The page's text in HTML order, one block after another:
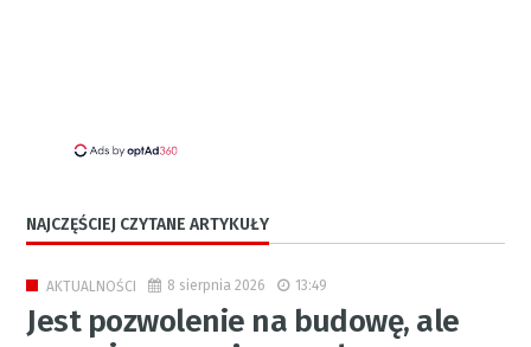
NAJCZĘŚCIEJ CZYTANE ARTYKUŁY
AKTUALNOŚCI 8 sierpnia 2026 13:49
Jest pozwolenie na budowę, ale